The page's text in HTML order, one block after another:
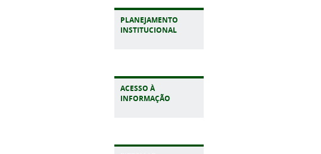
PLANEJAMENTO
INSTITUCIONAL
ACESSO À
INFORMAÇÃO